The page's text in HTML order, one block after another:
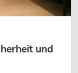
und